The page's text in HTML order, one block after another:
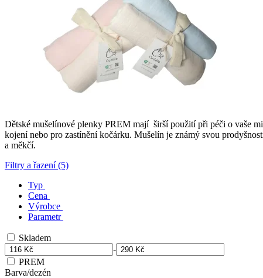
Dětské mušelínové plenky PREM mají širší použití při péči o vaše
kojení nebo pro zastínění kočárku. Mušelín je známý svou
a měkčí.
Filtry a řazení (5)
Typ
Cena
Výrobce
Parametr
Skladem
-
PREM
Barva/dezén